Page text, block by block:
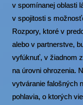
v spomínanej oblasti
v spojitosti s
Rozpory, ktoré v
alebo v partnerstve,
vyfúknuť, v žiadnom
na úrovni ohrozenia.
vytváranie falošných
pohlavia, o ktorých